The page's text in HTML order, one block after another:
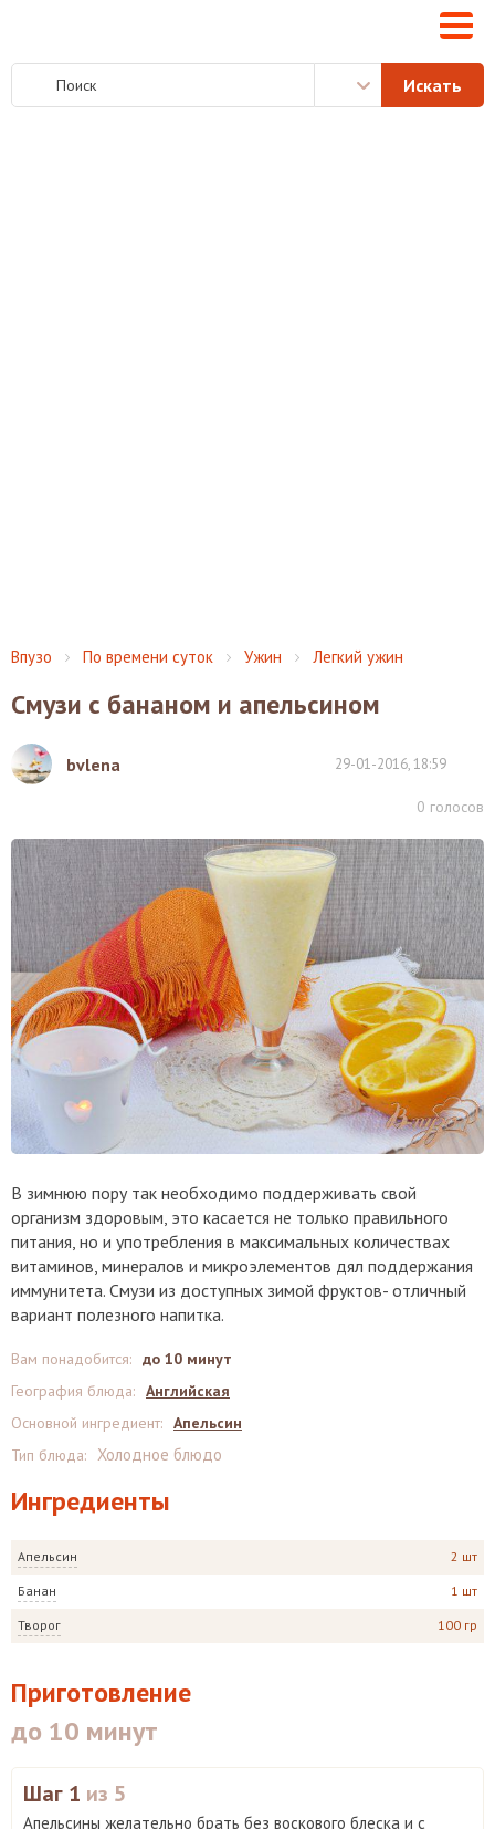
Впузо По времени суток Ужин Легкий ужин
Смузи с бананом и апельсином
bvlena 29-01-2016, 18:59
0 голосов
В зимнюю пору так необходимо поддерживать свой
организм здоровым, это касается не только правильного
питания, но и употребления в максимальных количествах
витаминов, минералов и микроэлементов дял поддержания
иммунитета. Смузи из доступных зимой фруктов- отличный
вариант полезного напитка.
Ингредиенты
Апельсин 2 шт
Банан 1 шт
Творог 100 гр
Вам понадобится: до 10 минут
География блюда: Английская
Основной ингредиент: Апельсин
Тип блюда: Холодное блюдо
Приготовление
до 10 минут
Шаг 1 из 5
Апельсины желательно брать без воскового блеска и с